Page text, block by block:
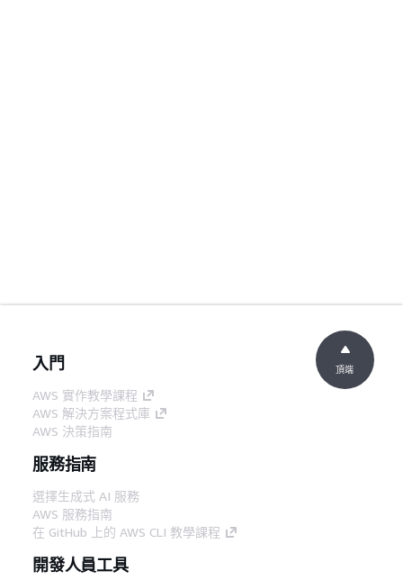
入門
AWS 實作教學課程
AWS 解決方案程式庫
AWS 決策指南
服務指南
選擇生成式 AI 服務
AWS 服務指南
在 GitHub 上的 AWS CLI 教學課程
開發人員工具
頂端